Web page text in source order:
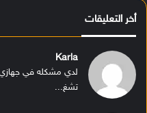
أخر التعليقات
Karla
لدي مشكله في جهازي
تشغ...